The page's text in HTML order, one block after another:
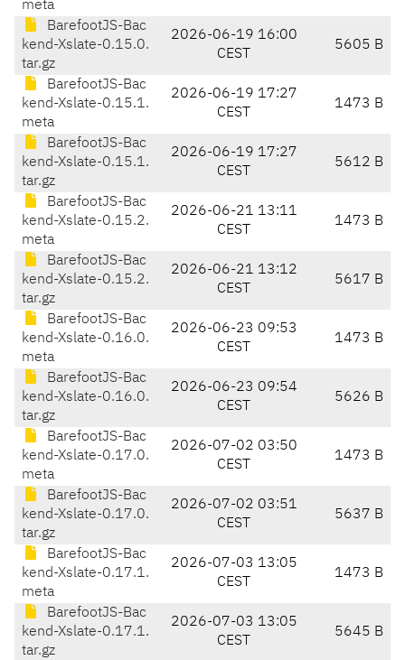
meta
BarefootJS-Bac
kend-Xslate-0.15.0.
tar.gz
2026-06-19 16:00
CEST
5605 B
BarefootJS-Bac
kend-Xslate-0.15.1.
meta
2026-06-19 17:27
CEST
1473 B
BarefootJS-Bac
kend-Xslate-0.15.1.
tar.gz
2026-06-19 17:27
CEST
5612 B
BarefootJS-Bac
kend-Xslate-0.15.2.
meta
2026-06-21 13:11
CEST
1473 B
BarefootJS-Bac
kend-Xslate-0.15.2.
tar.gz
2026-06-21 13:12
CEST
5617 B
BarefootJS-Bac
kend-Xslate-0.16.0.
meta
2026-06-23 09:53
CEST
1473 B
BarefootJS-Bac
kend-Xslate-0.16.0.
tar.gz
2026-06-23 09:54
CEST
5626 B
BarefootJS-Bac
kend-Xslate-0.17.0.
meta
2026-07-02 03:50
CEST
1473 B
BarefootJS-Bac
kend-Xslate-0.17.0.
tar.gz
2026-07-02 03:51
CEST
5637 B
BarefootJS-Bac
kend-Xslate-0.17.1.
meta
2026-07-03 13:05
CEST
1473 B
BarefootJS-Bac
kend-Xslate-0.17.1.
tar.gz
2026-07-03 13:05
CEST
5645 B